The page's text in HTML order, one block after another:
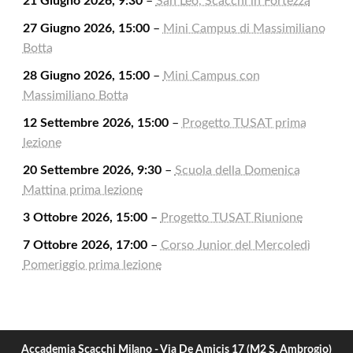
27 Giugno 2026, 15:00– Mini Campus di Massimiliano
Botta
28 Giugno 2026, 15:00– Mini Campus con
Massimiliano Botta
12 Settembre 2026, 15:00– Progetto TUSAT prima
lezione
20 Settembre 2026, 9:30– Scuola della Domenica
Mattina prima lezione
3 Ottobre 2026, 15:00– Progetto TUSAT Riunione
7 Ottobre 2026, 17:00– Corso Junior del Mercoledì
Pomeriggio prima lezione
Accademia Scacchi Milano - Via De Amicis 17 (M2 S. Ambrogio)